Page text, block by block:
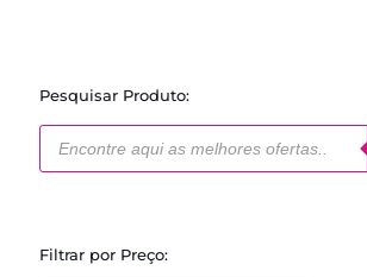
Pesquisar Produto:
Pesquisar
produtos
Filtrar por Preço: